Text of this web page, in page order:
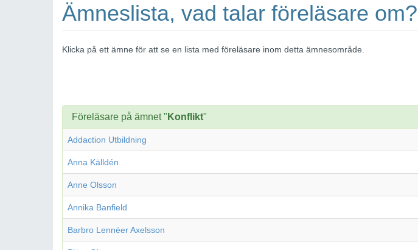
Ämneslista, vad talar föreläsare om?
Klicka på ett ämne för att se en lista med föreläsare inom detta ämnesområde.
Föreläsare på ämnet " Konflikt"
Addaction Utbildning
Anna Källdén
Anne Olsson
Annika Banfield
Barbro Lennéer Axelsson